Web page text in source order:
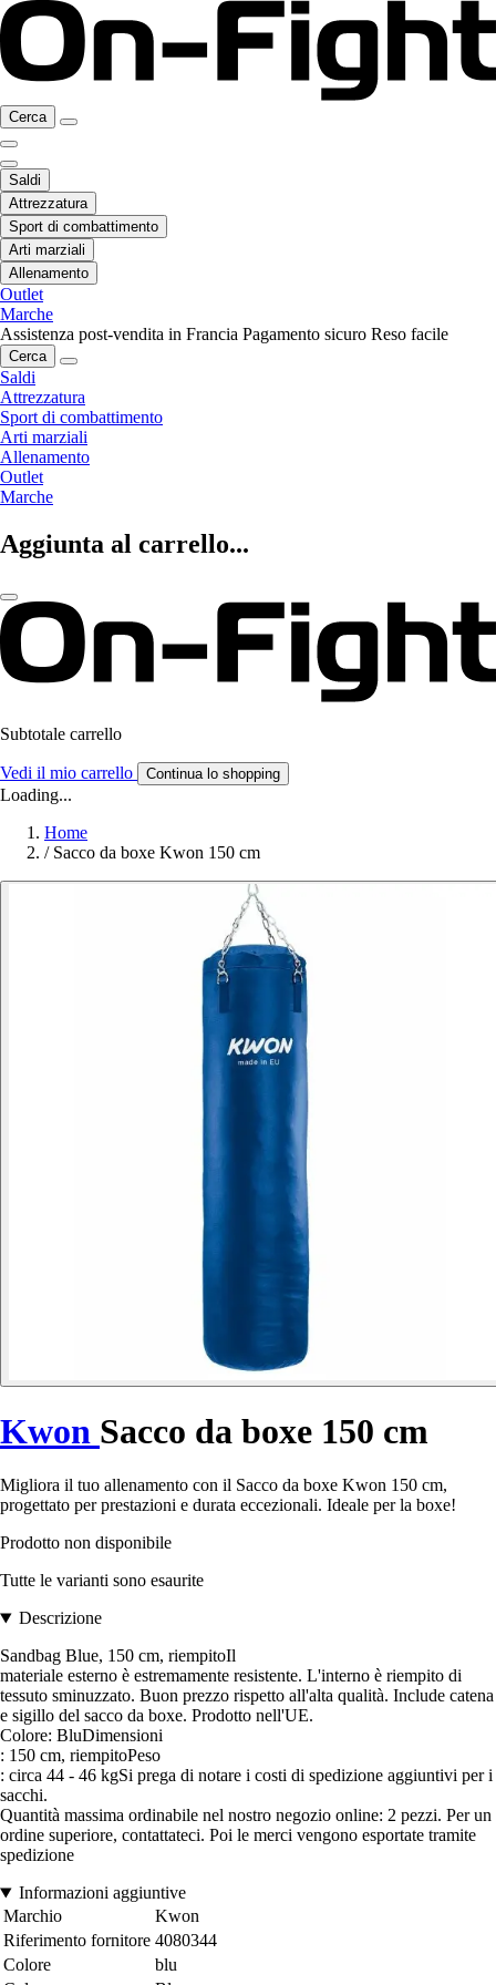
Cerca
Saldi
Attrezzatura
Sport di combattimento
Arti marziali
Allenamento
Outlet
Marche
Assistenza post-vendita in Francia Pagamento sicuro Reso facile
Cerca
Saldi
Attrezzatura
Sport di combattimento
Arti marziali
Allenamento
Outlet
Marche
Aggiunta al carrello...
Subtotale carrello
Vedi il mio carrello Continua lo shopping
Loading...
Home
/ Sacco da boxe Kwon 150 cm
Kwon Sacco da boxe 150 cm
Migliora il tuo allenamento con il Sacco da boxe Kwon 150 cm,
progettato per prestazioni e durata eccezionali. Ideale per la boxe!
Prodotto non disponibile
Tutte le varianti sono esaurite
Descrizione
Sandbag Blue, 150 cm, riempitoIl
materiale esterno è estremamente resistente. L'interno è riempito di
tessuto sminuzzato. Buon prezzo rispetto all'alta qualità. Include catena
e sigillo del sacco da boxe. Prodotto nell'UE.
Colore: BluDimensioni
: 150 cm, riempitoPeso
: circa 44 - 46 kgSi prega di notare i costi di spedizione aggiuntivi per i
sacchi.
Quantità massima ordinabile nel nostro negozio online: 2 pezzi. Per un
ordine superiore, contattateci. Poi le merci vengono esportate tramite
spedizione
Informazioni aggiuntive
Marchio
Kwon
Riferimento fornitore 4080344
Colore
blu